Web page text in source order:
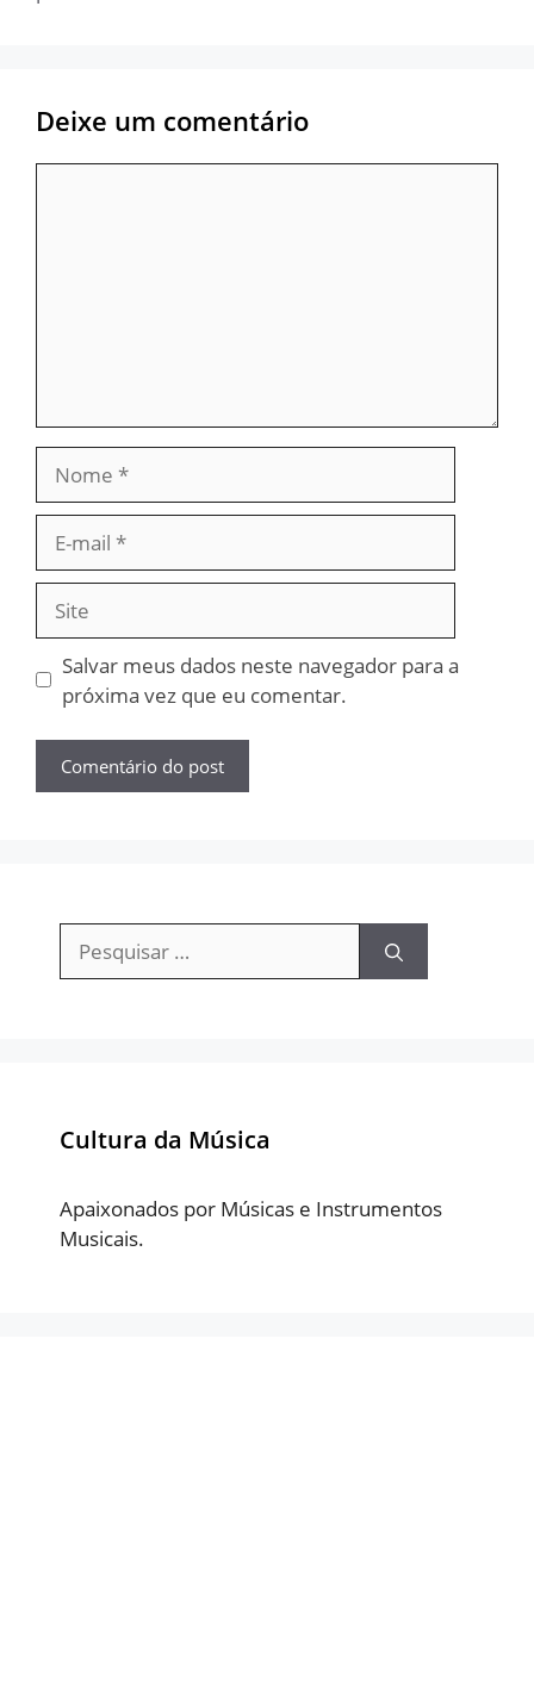
Deixe um comentário
mail
Site
Salvar meus dados neste navegador para a
próxima vez que eu comentar.
Pesquisar
por:
Cultura da Música
Apaixonados por Músicas e Instrumentos
Musicais.